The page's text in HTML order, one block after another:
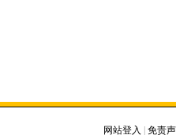
网站登入
免责